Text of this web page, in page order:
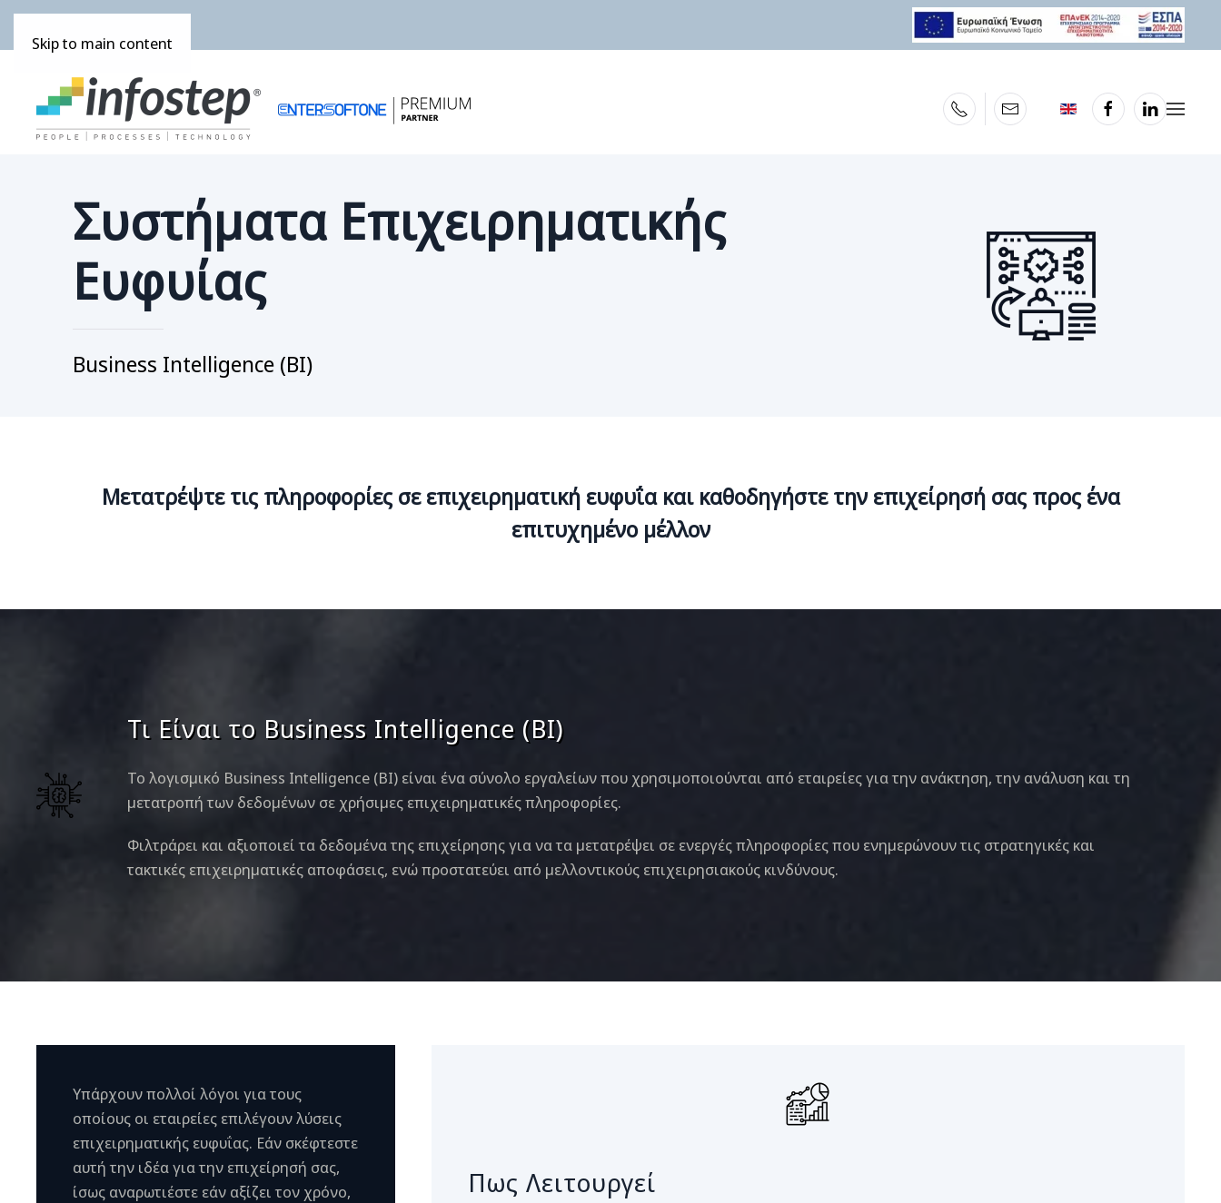
Skip to main content
Συστήματα Επιχειρηματικής
Ευφυίας
Business Intelligence (BI)
Μετατρέψτε τις πληροφορίες σε επιχειρηματική ευφυΐα και καθοδηγήστε την επιχείρησή σας προς ένα
επιτυχημένο μέλλον
Τι Είναι το Business Intelligence (BI)
Το λογισμικό Business Intelligence (BI) είναι ένα σύνολο εργαλείων που χρησιμοποιούνται από εταιρείες για την ανάκτηση, την ανάλυση και τη
μετατροπή των δεδομένων σε χρήσιμες επιχειρηματικές πληροφορίες.
Φιλτράρει και αξιοποιεί τα δεδομένα της επιχείρησης για να τα μετατρέψει σε ενεργές πληροφορίες που ενημερώνουν τις στρατηγικές και
τακτικές επιχειρηματικές αποφάσεις, ενώ προστατεύει από μελλοντικούς επιχειρησιακούς κινδύνους.
Υπάρχουν πολλοί λόγοι για τους
οποίους οι εταιρείες επιλέγουν λύσεις
επιχειρηματικής ευφυΐας. Εάν σκέφτεστε
αυτή την ιδέα για την επιχείρησή σας,
ίσως αναρωτιέστε εάν αξίζει τον χρόνο,
Πως Λειτουργεί